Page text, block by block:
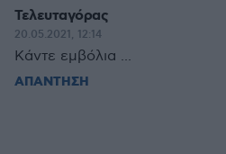
Τελευταγόρας
20.05.2021, 12:14
Κάντε εμβόλια ...
ΑΠΑΝΤΗΣΗ